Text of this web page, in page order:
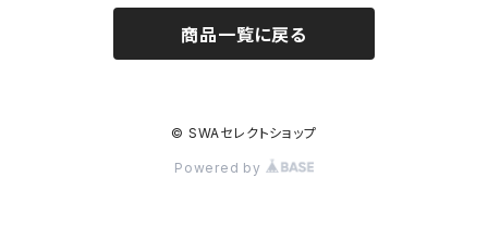
温活・身体ケア
商品一覧に戻る
© SWAセレクトショップ
Powered by